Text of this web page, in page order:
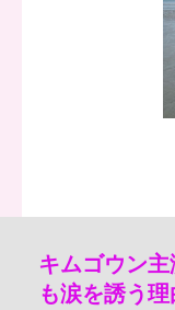
キムゴウン
も涙を誘う